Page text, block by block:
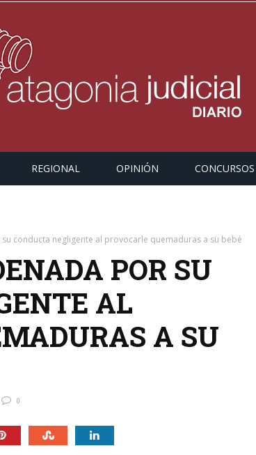
REGIONAL OPINIÓN CONCURSOS
conducta negligente al provocarle quemaduras a su bebé
POR SU
AL
A SU
0